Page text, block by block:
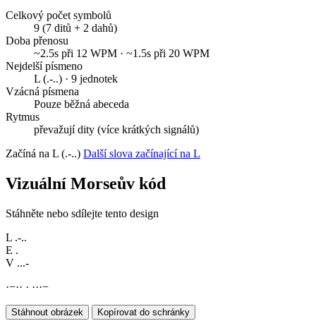
Celkový počet symbolů
9 (7 ditů + 2 dahů)
Doba přenosu
~2.5s při 12 WPM · ~1.5s při 20 WPM
Nejdelší písmeno
L (.-..) · 9 jednotek
Vzácná písmena
Pouze běžná abeceda
Rytmus
převažují dity (více krátkých signálů)
Začíná na L (.-..) Další slova začínající na L
Vizuální Morseův kód
Stáhněte nebo sdílejte tento design
L .-..
E .
V ...-
·−·· · ···−
Stáhnout obrázek Kopírovat do schránky